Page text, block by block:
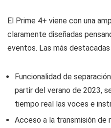
El Prime 4+ viene con una
claramente diseñadas
eventos. Las más destacadas
Funcionalidad de
partir del verano de 2023,
tiempo real las voces e
Acceso a la transmisión de